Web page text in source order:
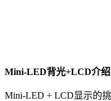
Mini-LED背光+LCD介
Mini-LED + LCD显示的